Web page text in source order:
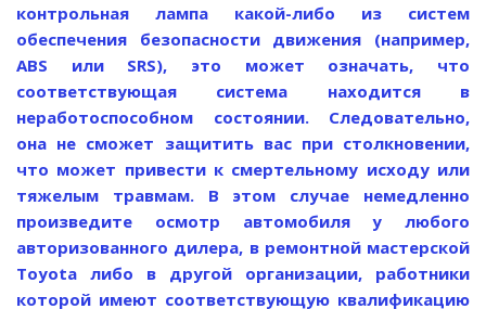
контрольная лампа какой-либо из систем
обеспечения безопасности движения (например,
ABS или SRS), это может означать, что
соответствующая система находится в
неработоспособном состоянии. Следовательно,
она не сможет защитить вас при столкновении,
что может привести к смертельному исходу или
тяжелым травмам. В этом случае немедленно
произведите осмотр автомобиля у любого
авторизованного дилера, в ремонтной мастерской
Toyota либо в другой организации, работники
которой имеют соответствующую квалификацию